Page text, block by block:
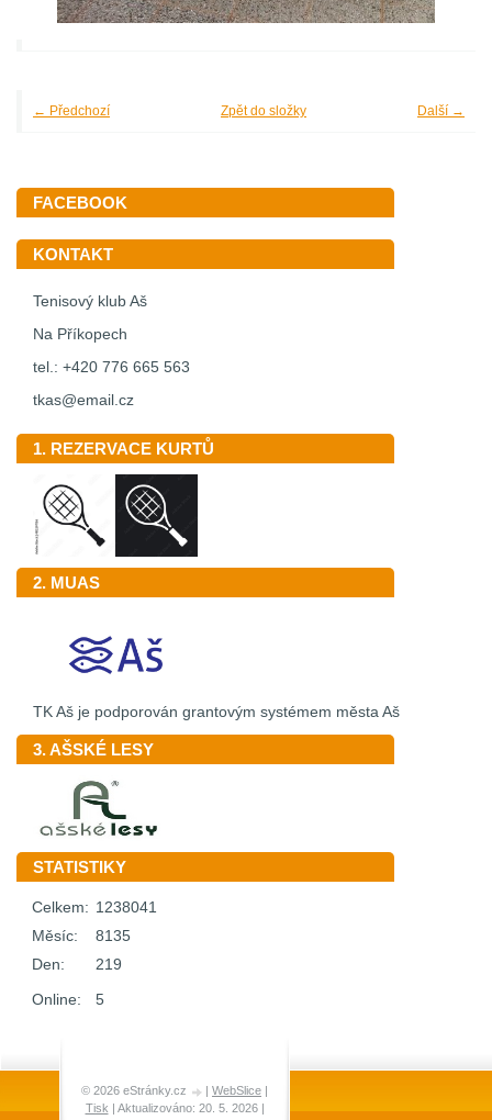
← Předchozí Další →
Zpět do složky
FACEBOOK
KONTAKT
Tenisový klub Aš
Na Příkopech
tel.: +420 776 665 563
tkas@email.cz
1. REZERVACE KURTŮ
2. MUAS
TK Aš je podporován grantovým systémem města Aš
3. AŠSKÉ LESY
STATISTIKY
Online: 5
Celkem: 1238041
Měsíc:
8135
Den:
219
© 2026 eStránky.cz | WebSlice |
Tisk | Aktualizováno: 20. 5. 2026|